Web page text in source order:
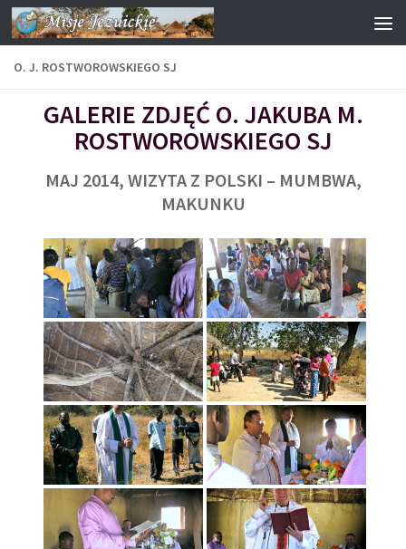
Przejdź do treści
O. J. ROSTWOROWSKIEGO SJ
GALERIE ZDJĘĆ O. JAKUBA M.
ROSTWOROWSKIEGO SJ
MAJ 2014, WIZYTA Z POLSKI – MUMBWA,
MAKUNKU